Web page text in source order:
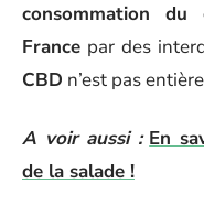
consommation du
France par des
CBD n’est pas
A voir aussi : En
de la salade !